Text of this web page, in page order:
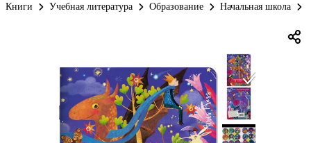
Книги Учебная литература Образование Начальная школа